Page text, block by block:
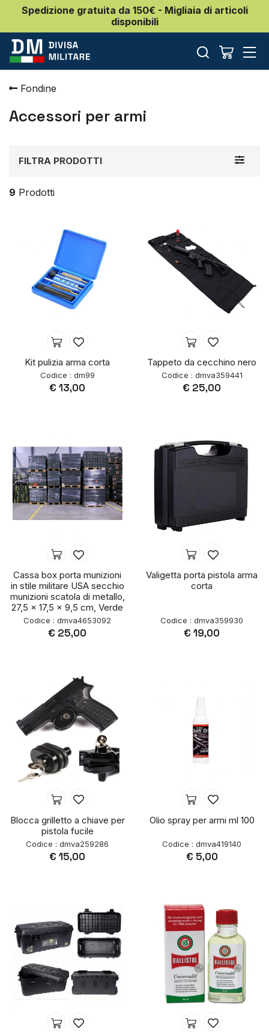
Spedizione gratuita da 150€ - Migliaia di articoli
disponibili
Fondine
Accessori per armi
Toggle
FILTRA PRODOTTI
9 Prodotti
Kit pulizia arma corta
Codice : dm99
€ 13,00
Tappeto da cecchino nero
Codice : dmva359441
€ 25,00
Cassa box porta munizioni
in stile militare USA secchio
munizioni scatola di metallo,
27,5 x 17,5 x 9,5 cm, Verde
Codice : dmva4653092
€ 25,00
Valigetta porta pistola arma
corta
Codice : dmva359930
€ 19,00
Blocca grilletto a chiave per
pistola fucile
Codice : dmva259286
€ 15,00
Olio spray per armi ml 100
Codice : dmva419140
€ 5,00